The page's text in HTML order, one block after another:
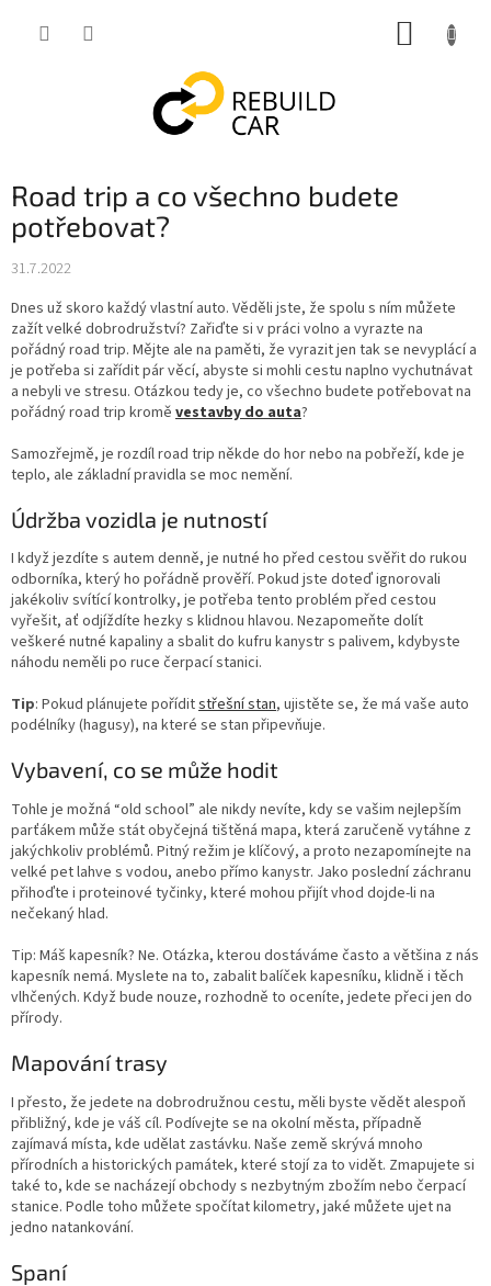
Road trip a co všechno budete
potřebovat?
31.7.2022
Dnes už skoro každý vlastní auto. Věděli jste, že spolu s ním můžete
zažít velké dobrodružství? Zařiďte si v práci volno a vyrazte na
pořádný road trip. Mějte ale na paměti, že vyrazit jen tak se nevyplácí a
je potřeba si zařídit pár věcí, abyste si mohli cestu naplno vychutnávat
a nebyli ve stresu. Otázkou tedy je, co všechno budete potřebovat na
pořádný road trip kromě vestavby do auta?
Samozřejmě, je rozdíl road trip někde do hor nebo na pobřeží, kde je
teplo, ale základní pravidla se moc nemění.
Údržba vozidla je nutností
I když jezdíte s autem denně, je nutné ho před cestou svěřit do rukou
odborníka, který ho pořádně prověří. Pokud jste doteď ignorovali
jakékoliv svítící kontrolky, je potřeba tento problém před cestou
vyřešit, ať odjíždíte hezky s klidnou hlavou. Nezapomeňte dolít
veškeré nutné kapaliny a sbalit do kufru kanystr s palivem, kdybyste
náhodu neměli po ruce čerpací stanici.
Tip: Pokud plánujete poříditstřešní stan, ujistěte se, že má vaše auto
podélníky (hagusy), na které se stan připevňuje.
Vybavení, co se může hodit
Tohle je možná “old school” ale nikdy nevíte, kdy se vašim nejlepším
parťákem může stát obyčejná tištěná mapa, která zaručeně vytáhne z
jakýchkoliv problémů. Pitný režim je klíčový, a proto nezapomínejte na
velké pet lahve s vodou, anebo přímo kanystr. Jako poslední záchranu
přihoďte i proteinové tyčinky, které mohou přijít vhod dojde-li na
nečekaný hlad.
Tip: Máš kapesník? Ne. Otázka, kterou dostáváme často a většina z nás
kapesník nemá. Myslete na to, zabalit balíček kapesníku, klidně i těch
vlhčených. Když bude nouze, rozhodně to oceníte, jedete přeci jen do
přírody.
Mapování trasy
I přesto, že jedete na dobrodružnou cestu, měli byste vědět alespoň
přibližný, kde je váš cíl. Podívejte se na okolní města, případně
zajímavá místa, kde udělat zastávku. Naše země skrývá mnoho
přírodních a historických památek, které stojí za to vidět. Zmapujete si
také to, kde se nacházejí obchody s nezbytným zbožím nebo čerpací
stanice. Podle toho můžete spočítat kilometry, jaké můžete ujet na
jedno natankování.
Spaní